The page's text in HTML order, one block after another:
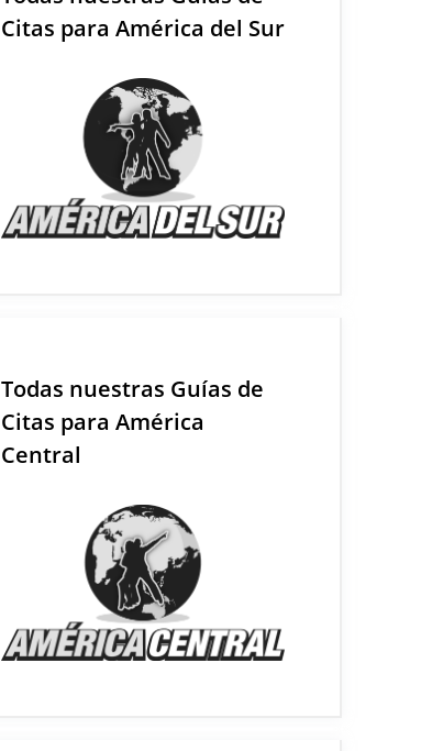
Citas para América del Sur
Todas nuestras Guías de
Citas para América
Central